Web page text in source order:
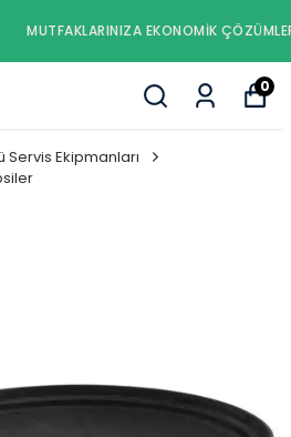
ÇÖZÜMLER MUTEKO DA..
0
Servis Ekipmanları